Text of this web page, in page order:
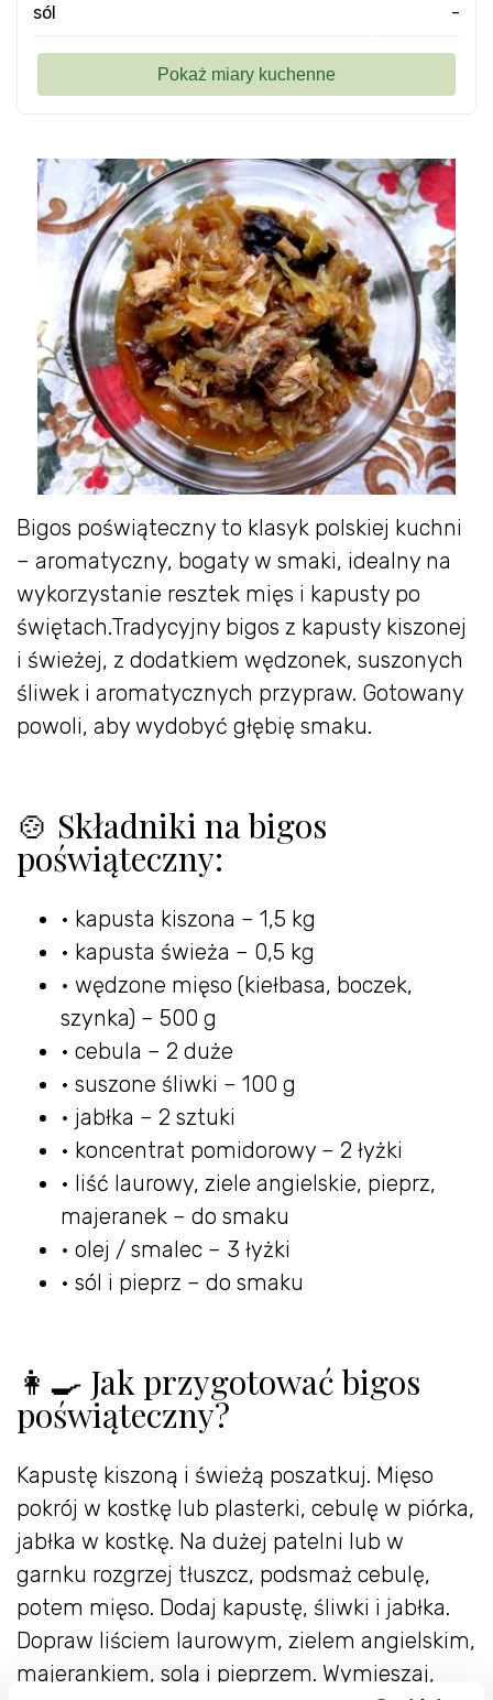
Bigos poświąteczny to klasyk polskiej kuchni
– aromatyczny, bogaty w smaki, idealny na
wykorzystanie resztek mięs i kapusty po
świętach.Tradycyjny bigos z kapusty kiszonej
i świeżej, z dodatkiem wędzonek, suszonych
śliwek i aromatycznych przypraw. Gotowany
powoli, aby wydobyć głębię smaku.
🍲 Składniki na bigos
poświąteczny:
• kapusta kiszona – 1,5 kg
• kapusta świeża – 0,5 kg
• wędzone mięso (kiełbasa, boczek,
szynka) – 500 g
• cebula – 2 duże
• suszone śliwki – 100 g
• jabłka – 2 sztuki
• koncentrat pomidorowy – 2 łyżki
• liść laurowy, ziele angielskie, pieprz,
majeranek – do smaku
• olej / smalec – 3 łyżki
• sól i pieprz – do smaku
👩‍🍳 Jak przygotować bigos
poświąteczny?
Kapustę kiszoną i świeżą poszatkuj. Mięso
pokrój w kostkę lub plasterki, cebulę w piórka,
jabłka w kostkę. Na dużej patelni lub w
garnku rozgrzej tłuszcz, podsmaż cebulę,
potem mięso. Dodaj kapustę, śliwki i jabłka.
Dopraw liściem laurowym, zielem angielskim,
majerankiem, solą i pieprzem. Wymieszaj,
sól -